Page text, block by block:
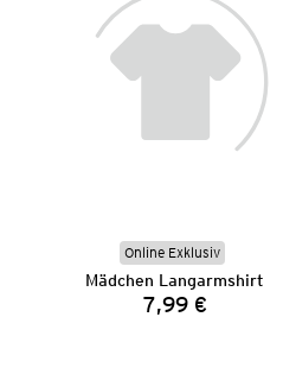
Online Exklusiv
Mädchen Langarmshirt
Preis:
7,99 €